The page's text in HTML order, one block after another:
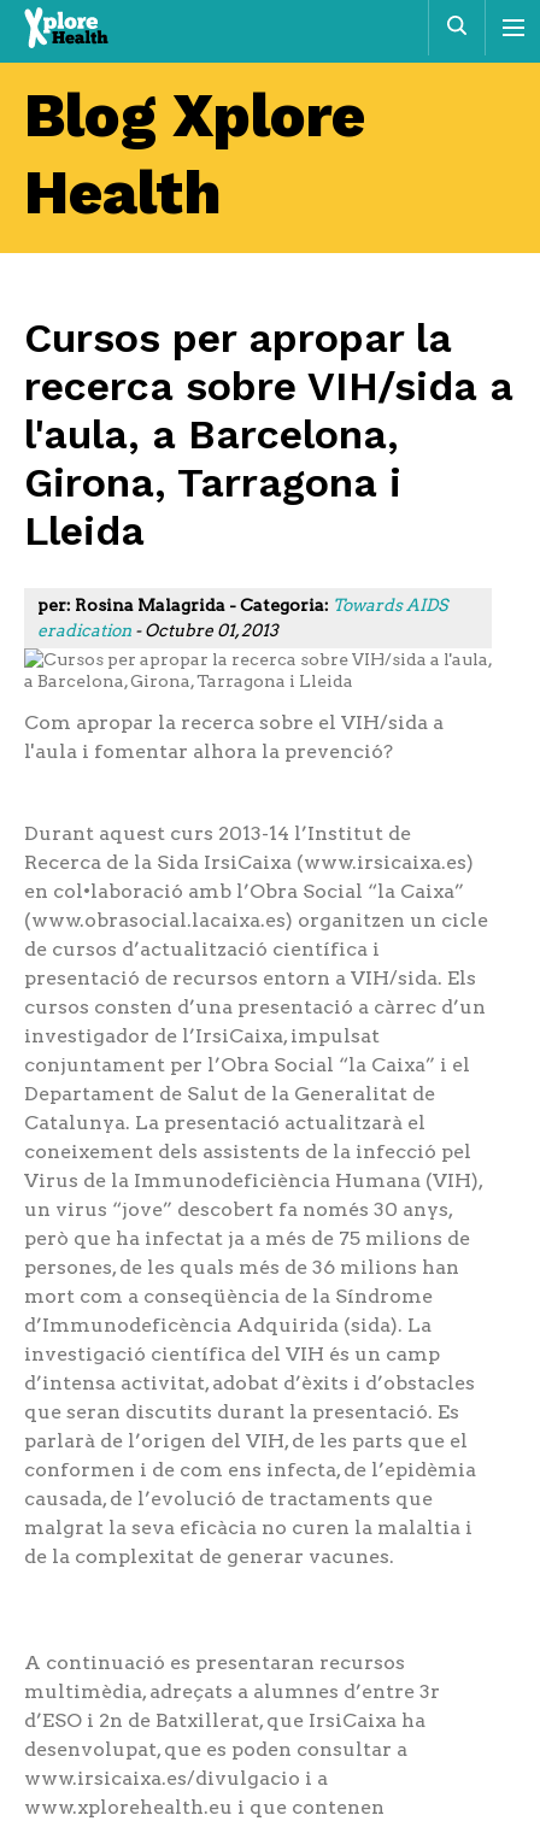
Xplore
Health
Blog Xplore
Health
Cursos per apropar la
recerca sobre VIH/sida a
l'aula, a Barcelona,
Girona, Tarragona i
Lleida
per: Rosina Malagrida - Categoria: Towards AIDS
eradication - Octubre 01, 2013
Com apropar la recerca sobre el VIH/sida a
l'aula i fomentar alhora la prevenció?
Durant aquest curs 2013-14 l’Institut de
Recerca de la Sida IrsiCaixa (www.irsicaixa.es)
en col•laboració amb l’Obra Social “la Caixa”
(www.obrasocial.lacaixa.es) organitzen un cicle
de cursos d’actualització científica i
presentació de recursos entorn a VIH/sida. Els
cursos consten d’una presentació a càrrec d’un
investigador de l’IrsiCaixa, impulsat
conjuntament per l’Obra Social “la Caixa” i el
Departament de Salut de la Generalitat de
Catalunya. La presentació actualitzarà el
coneixement dels assistents de la infecció pel
Virus de la Immunodeficiència Humana (VIH),
un virus “jove” descobert fa només 30 anys,
però que ha infectat ja a més de 75 milions de
persones, de les quals més de 36 milions han
mort com a conseqüència de la Síndrome
d’Immunodeficència Adquirida (sida). La
investigació científica del VIH és un camp
d’intensa activitat, adobat d’èxits i d’obstacles
que seran discutits durant la presentació. Es
parlarà de l’origen del VIH, de les parts que el
conformen i de com ens infecta, de l’epidèmia
causada, de l’evolució de tractaments que
malgrat la seva eficàcia no curen la malaltia i
de la complexitat de generar vacunes.
A continuació es presentaran recursos
multimèdia, adreçats a alumnes d’entre 3r
d’ESO i 2n de Batxillerat, que IrsiCaixa ha
desenvolupat, que es poden consultar a
www.irsicaixa.es/divulgacio i a
www.xplorehealth.eu i que contenen